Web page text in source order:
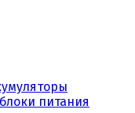
питания